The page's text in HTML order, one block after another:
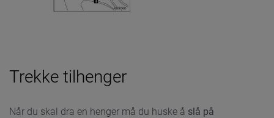
Trekke tilhenger
Når du skal dra en henger må du huske å slå på